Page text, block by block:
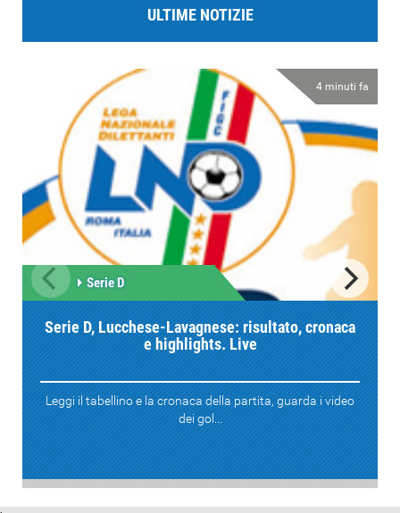
ULTIME NOTIZIE
4 minuti fa
Serie D
Serie D, Lucchese-Lavagnese: risultato, cronaca
e highlights. Live
Leggi il tabellino e la cronaca della partita, guarda i video
dei gol...